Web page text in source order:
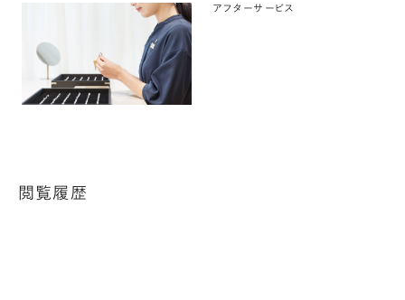
アフターサービス
閲覧履歴